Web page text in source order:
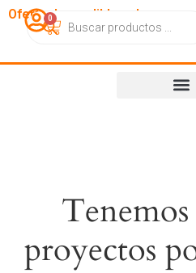
OfertasImperdibles.cl
CatálogoContacto
0
proyectos